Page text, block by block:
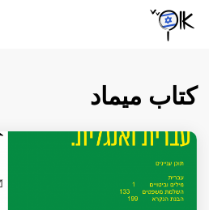
كتاب ميماد